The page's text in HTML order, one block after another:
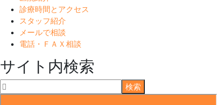
診療時間とアクセス
スタッフ紹介
メールで相談
電話・ＦＡＸ相談
サイト内検索